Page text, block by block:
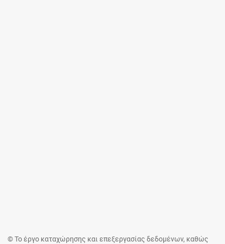
© Το έργο καταχώρησης και επεξεργασίας δεδομένων, καθώς